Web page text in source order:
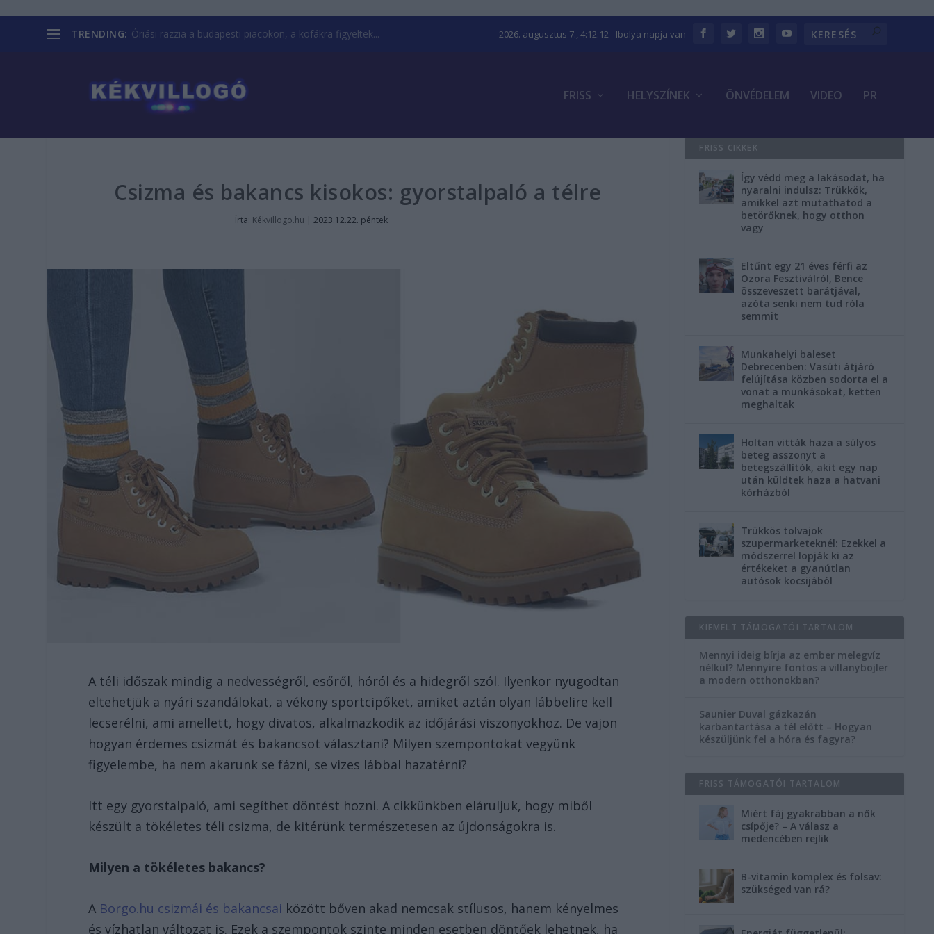
TRENDING: Óriási razzia a budapesti piacokon, a kofákra figyeltek... 2026. augusztus 7., 4:12:12 - Ibolya napja van
FRISS HELYSZÍNEK ÖNVÉDELEM VIDEO PR
Csizma és bakancs kisokos: gyorstalpaló a télre
Írta: Kékvillogo.hu |2023.12.22. péntek
A téli időszak mindig a nedvességről, esőről, hóról és a hidegről szól. Ilyenkor nyugodtan
eltehetjük a nyári szandálokat, a vékony sportcipőket, amiket aztán olyan lábbelire kell
lecserélni, ami amellett, hogy divatos, alkalmazkodik az időjárási viszonyokhoz. De vajon
hogyan érdemes csizmát és bakancsot választani? Milyen szempontokat vegyünk
figyelembe, ha nem akarunk se fázni, se vizes lábbal hazatérni?
Itt egy gyorstalpaló, ami segíthet döntést hozni. A cikkünkben eláruljuk, hogy miből
készült a tökéletes téli csizma, de kitérünk természetesen az újdonságokra is.
Milyen a tökéletes bakancs?
A Borgo.hu csizmái és bakancsai között bőven akad nemcsak stílusos, hanem kényelmes
és vízhatlan változat is. Ezek a szempontok szinte minden esetben döntőek lehetnek, ha
FRISS CIKKEK
Így védd meg a lakásodat, ha
nyaralni indulsz: Trükkök,
amikkel azt mutathatod a
betörőknek, hogy otthon
vagy
Eltűnt egy 21 éves férfi az
Ozora Fesztiválról, Bence
összeveszett barátjával,
azóta senki nem tud róla
semmit
Munkahelyi baleset
Debrecenben: Vasúti átjáró
felújítása közben sodorta el a
vonat a munkásokat, ketten
meghaltak
Holtan vitták haza a súlyos
beteg asszonyt a
betegszállítók, akit egy nap
után küldtek haza a hatvani
kórházból
Trükkös tolvajok
szupermarketeknél: Ezekkel a
módszerrel lopják ki az
értékeket a gyanútlan
autósok kocsijából
KIEMELT TÁMOGATÓI TARTALOM
Mennyi ideig bírja az ember melegvíz
nélkül? Mennyire fontos a villanybojler
a modern otthonokban?
Saunier Duval gázkazán
karbantartása a tél előtt – Hogyan
készüljünk fel a hóra és fagyra?
FRISS TÁMOGATÓI TARTALOM
Miért fáj gyakrabban a nők
csípője? – A válasz a
medencében rejlik
B-vitamin komplex és folsav:
szükséged van rá?